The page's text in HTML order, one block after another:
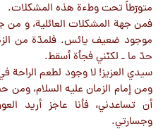
متورّطاً تحت وطءة هذه المشكلات.
فمن جهة المشكلات العائلية، و من
موجود ضعيف يائس. فلمدّة من
حدّ ما ـ لكنّني فجأة أسقط.
سيدي العزيز! لا وجود لطعم الراحة
ومن إمام الزمان عليه السلام، ومن
أن تساعدني، فأنا عاجز أريد
وجسارتي.